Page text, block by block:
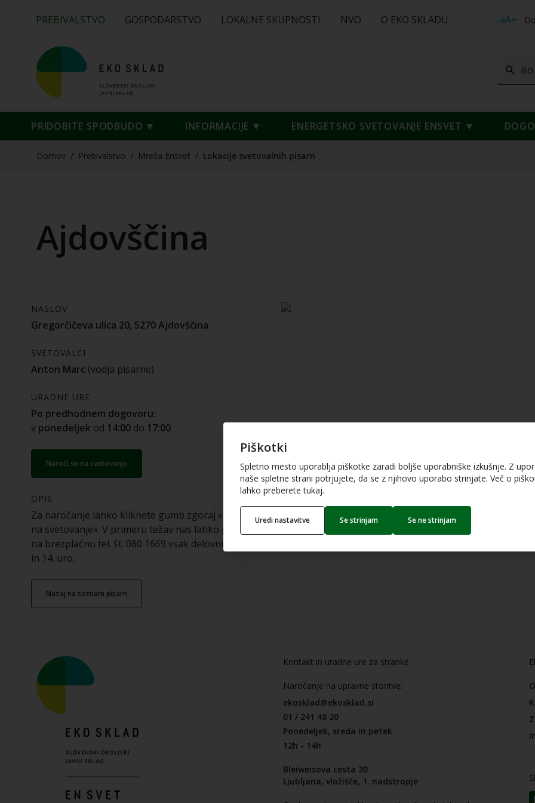
PREBIVALSTVO GOSPODARSTVO LOKALNE SKUPNOSTI NVO O EKO SKLADU -aA+
PRIDOBITE SPODBUDO INFORMACIJE ENERGETSKO SVETOVANJE ENSVET
Domov / Prebivalstvo / Mreža Ensvet / Lokacije svetovalnih pisarn
Ajdovščina
NASLOV
Gregorčičeva ulica 20, 5270 Ajdovščina
SVETOVALCI
Anton Marc (vodja pisarne)
URADNE URE
Po predhodnem dogovoru:
v ponedeljek od 14:00 do 17:00
Naroči se na svetovanje
OPIS
Za naročanje lahko kliknete gumb zgoraj »Naroči se
na svetovanje«. V primeru težav nas lahko pokličete
na brezplačno tel. št. 080 1669 vsak delovnik med 10.
in 14. uro.
nazaj na seznam pisarn
Kontakt in uradne ure za stranke
Naročanje na upravne storitve:
ekosklad@ekosklad.si
01 / 241 48 20
Ponedeljek, sreda in petek
12h - 14h
Bleiweisova cesta 30
Ljubljana, vložišče, 1. nadstropje
Piškotki
Spletno mesto uporablja piškotke zaradi boljše uporabniške izkušnje. Z
naše spletne strani potrjujete, da se z njihovo uporabo strinjate. Več o
lahko preberete tukaj.
Uredi nastavitve Se strinjam Se ne strinjam